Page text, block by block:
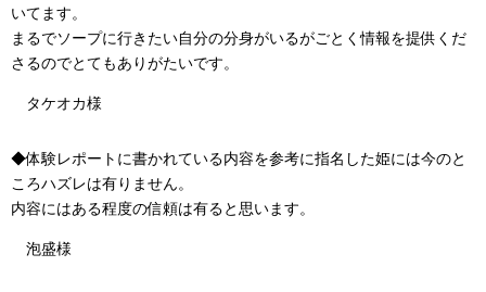
いてます。
まるでソープに行きたい自分の分身がいるがごとく情報を提供くだ
さるのでとてもありがたいです。
タケオカ様
◆体験レポートに書かれている内容を参考に指名した姫には今のと
ころハズレは有りません。
内容にはある程度の信頼は有ると思います。
泡盛様